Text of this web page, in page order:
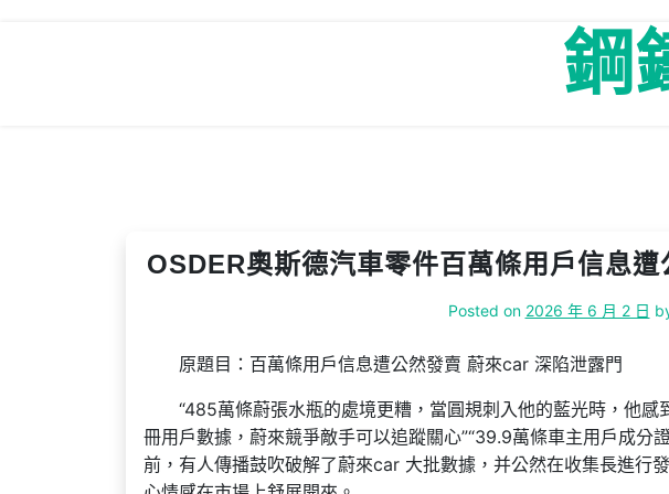
鋼
OSDER奧斯德汽車零件百萬條用戶信息
Posted on 2026 年 6 月 2 日
原題目：百萬條用戶信息遭公然發賣 蔚來car 深陷泄露門
“485萬條蔚張水瓶的處境更糟，當圓規刺入他的藍光時，他感
冊用戶數據，蔚來競爭敵手可以追蹤關心”“39.9萬條車主用戶成分
前，有人傳播鼓吹破解了蔚來car 大批數據，并公然在收集長進行